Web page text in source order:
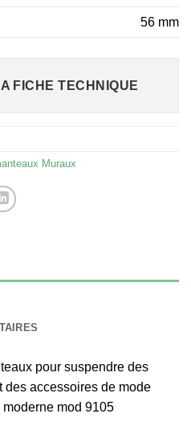
56 mm
FICHE TECHNIQUE
Muraux
pour suspendre des
des accessoires de mode
mod 9105